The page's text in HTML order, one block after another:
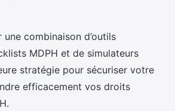
une combinaison d’outils
MDPH et de simulateurs
stratégie pour sécuriser votre
efficacement vos droits